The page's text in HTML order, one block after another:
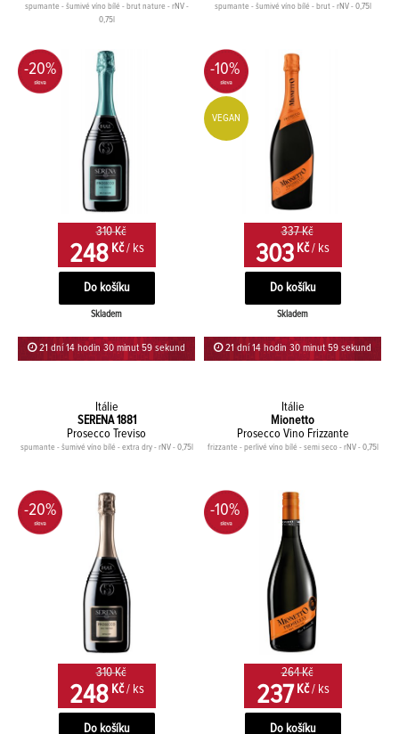
spumante - šumivé víno bílé - brut nature - rNV -
0,75l
-20%
310 Kč
248Kč / ks
Skladem
21 dní 14 hodin 30 minut 59 sekund
spumante - šumivé víno bílé - brut - rNV - 0,75l
-10%
VEGAN
337 Kč
303 Kč / ks
Skladem
21 dní 14 hodin 30 minut 59 sekund
Itálie
SERENA 1881
Prosecco Treviso
spumante - šumivé víno bílé - extra dry - rNV - 0,75l
-20%
310 Kč
248Kč / ks
Itálie
Mionetto
Prosecco Vino Frizzante
frizzante - perlivé víno bílé - semi seco - rNV - 0,75l
-10%
264 Kč
237Kč / ks